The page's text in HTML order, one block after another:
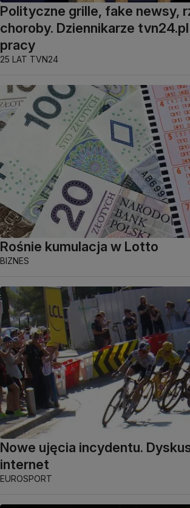
Polityczne grille, fake newsy,
choroby. Dziennikarze
pracy
25 LAT TVN24
Rośnie kumulacja w Lotto
BIZNES
Nowe ujęcia incydentu.
internet
EUROSPORT